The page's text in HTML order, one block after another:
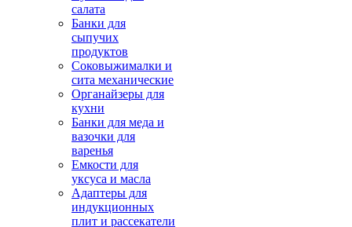
салата
Банки для
сыпучих
продуктов
Соковыжималки и
сита механические
Органайзеры для
кухни
Банки для меда и
вазочки для
варенья
Емкости для
уксуса и масла
Адаптеры для
индукционных
плит и рассекатели